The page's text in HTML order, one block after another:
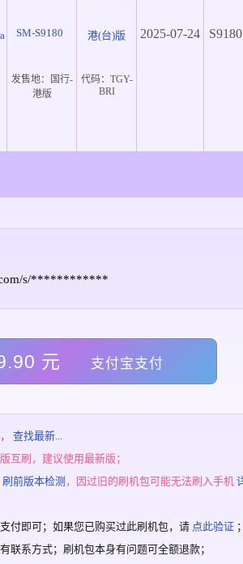
SM-S9180 港(台)版 2025-07-24 S9180
发售地：
国行-
港版
代码： TGY-
BRI
s/************
元 支付宝支付
，查找最新...
互刷，建议使用最新版；
刷前版本检测 ，因过旧的刷机包可能无法刷入手机
付即可；如果您已购买过此刷机包，请 点此验证 ；
联系方式；刷机包本身有问题可全额退款；